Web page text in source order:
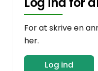
For at skrive en
her.
Log ind